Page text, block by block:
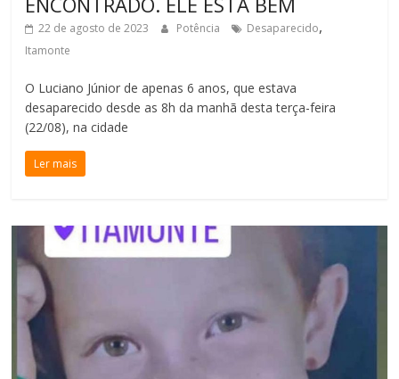
22 de agosto de 2023 Potência Desaparecido,
Itamonte
O Luciano Júnior de apenas 6 anos, que estava
desaparecido desde as 8h da manhã desta terça-feira
(22/08), na cidade
Ler mais